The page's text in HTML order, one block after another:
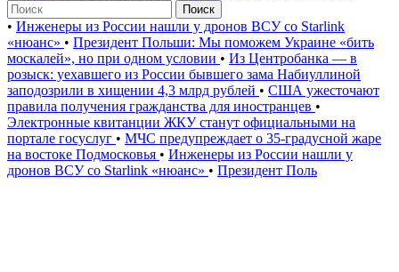
Поиск
• Инженеры из России нашли у дронов ВСУ со Starlink
«нюанс» • Президент Польши: Мы поможем Украине «бить
москалей», но при одном условии • Из Центробанка — в
розыск: уехавшего из России бывшего зама Набиуллиной
заподозрили в хищении 4,3 млрд рублей • США ужесточают
правила получения гражданства для иностранцев •
Электронные квитанции ЖКУ станут официальными на
портале госуслуг • МЧС предупреждает о 35-градусной жаре
на востоке Подмосковья • Инженеры из России нашли у
дронов ВСУ со Starlink «нюанс» • Президент Поль